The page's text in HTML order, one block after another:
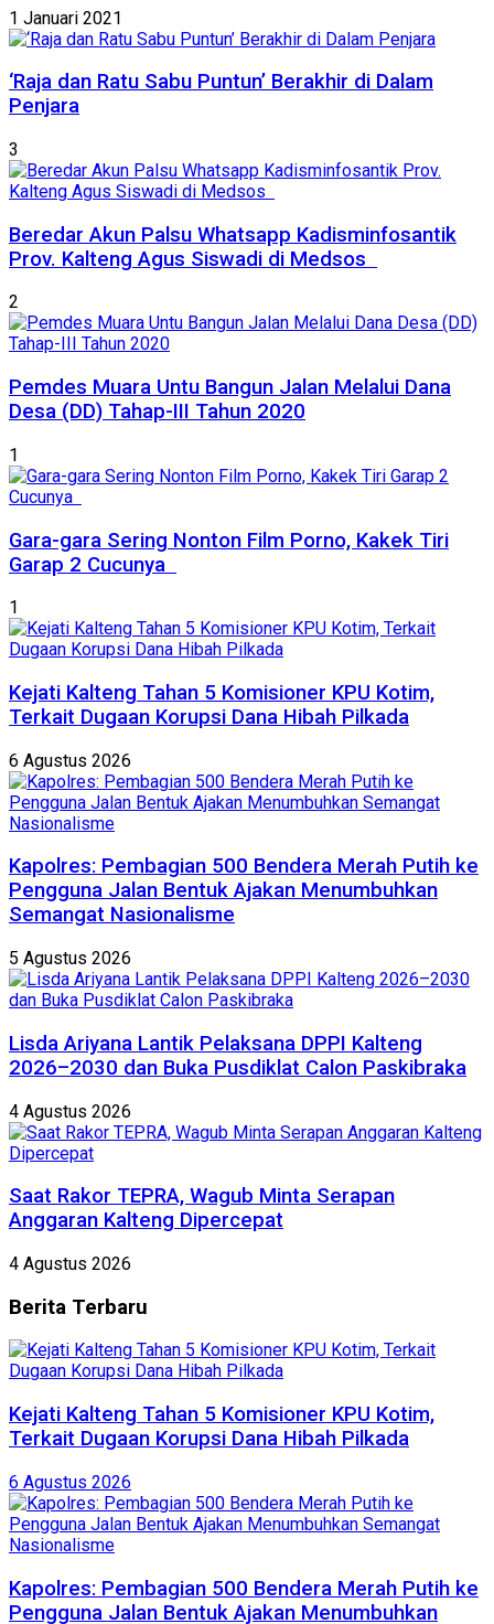
1 Januari 2021
‘Raja dan Ratu Sabu Puntun’ Berakhir di Dalam
Penjara
3
Beredar Akun Palsu Whatsapp Kadisminfosantik
Prov. Kalteng Agus Siswadi di Medsos
2
Pemdes Muara Untu Bangun Jalan Melalui Dana
Desa (DD) Tahap-III Tahun 2020
1
Gara-gara Sering Nonton Film Porno, Kakek Tiri
Garap 2 Cucunya
1
Kejati Kalteng Tahan 5 Komisioner KPU Kotim,
Terkait Dugaan Korupsi Dana Hibah Pilkada
6 Agustus 2026
Kapolres: Pembagian 500 Bendera Merah Putih ke
Pengguna Jalan Bentuk Ajakan Menumbuhkan
Semangat Nasionalisme
5 Agustus 2026
Lisda Ariyana Lantik Pelaksana DPPI Kalteng
2026–2030 dan Buka Pusdiklat Calon Paskibraka
4 Agustus 2026
Saat Rakor TEPRA, Wagub Minta Serapan
Anggaran Kalteng Dipercepat
4 Agustus 2026
Berita Terbaru
Kejati Kalteng Tahan 5 Komisioner KPU Kotim,
Terkait Dugaan Korupsi Dana Hibah Pilkada
6 Agustus 2026
Kapolres: Pembagian 500 Bendera Merah Putih ke
Pengguna Jalan Bentuk Ajakan Menumbuhkan